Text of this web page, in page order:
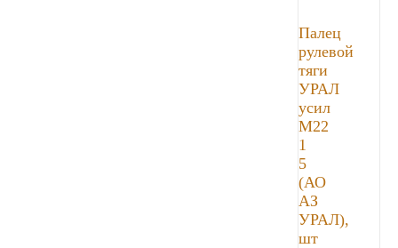
Палец
рулевой
тяги
УРАЛ
усил
М22
1
5
(АО
АЗ
УРАЛ),
шт